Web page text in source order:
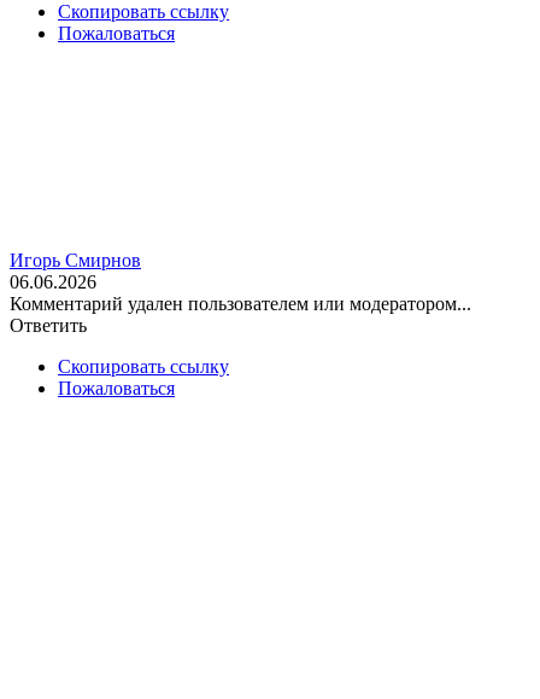
Скопировать ссылку
Пожаловаться
Игорь Смирнов
06.06.2026
Комментарий удален пользователем или модератором...
Ответить
Скопировать ссылку
Пожаловаться